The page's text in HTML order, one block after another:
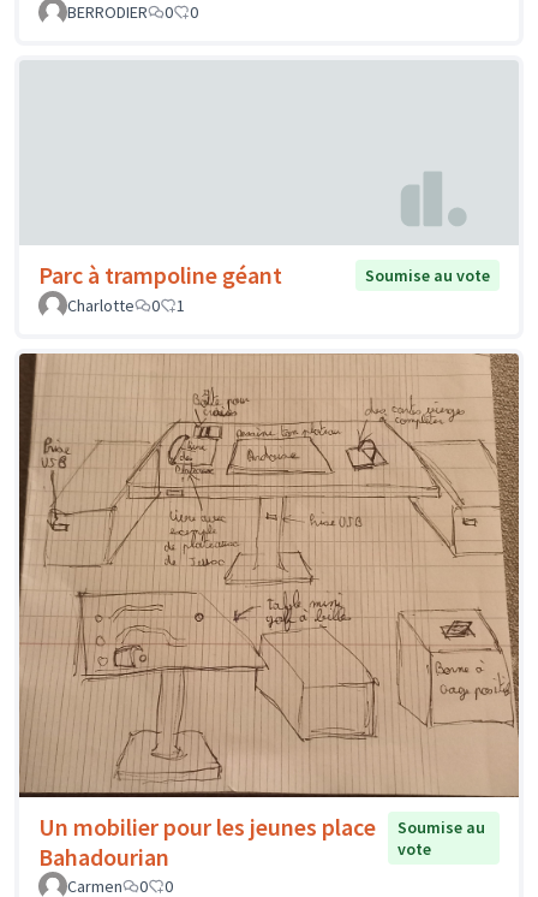
BERRODIER
0 0
Parc à trampoline géant
Soumise au vote
Charlotte
0 1
Un mobilier pour les jeunes place
Bahadourian
Soumise au
vote
Carmen
0 0